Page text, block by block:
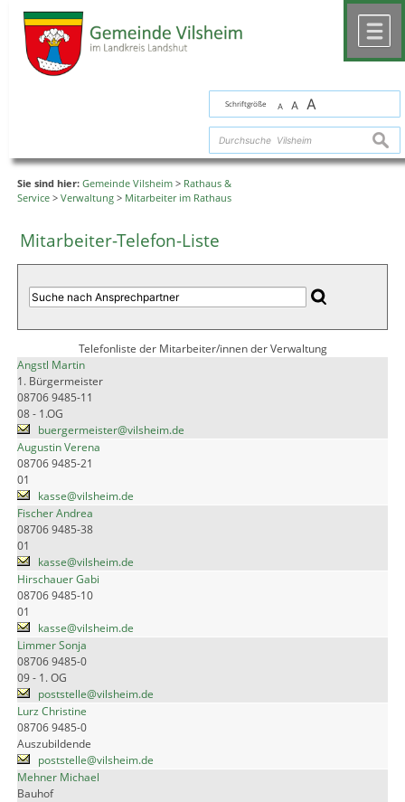
Schriftgröße A A A
Sie sind hier: Gemeinde Vilsheim > Rathaus &
Service > Verwaltung > Mitarbeiter im Rathaus
Mitarbeiter-Telefon-Liste
Telefonliste der Mitarbeiter/innen der Verwaltung
Angstl Martin
1. Bürgermeister
08706 9485-11
08 - 1.OG
buergermeister@vilsheim.de
Augustin Verena
08706 9485-21
01
kasse@vilsheim.de
Fischer Andrea
08706 9485-38
01
kasse@vilsheim.de
Hirschauer Gabi
08706 9485-10
01
kasse@vilsheim.de
Limmer Sonja
08706 9485-0
09 - 1. OG
poststelle@vilsheim.de
Lurz Christine
08706 9485-0
Auszubildende
poststelle@vilsheim.de
Mehner Michael
Bauhof